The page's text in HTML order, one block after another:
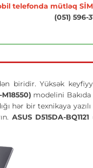
telefonda mütləq
(051) 596-
biridir. Yüksək
modelini Bakıda
hər bir texnikaya
ASUS D515DA-